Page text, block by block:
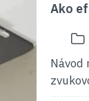
Ako
Návod